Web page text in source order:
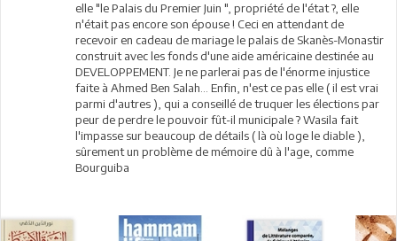
elle "le Palais du Premier Juin ", propriété de l'état ?, elle
n'était pas encore son épouse ! Ceci en attendant de
recevoir en cadeau de mariage le palais de Skanès-Monastir
construit avec les fonds d'une aide américaine destinée au
DEVELOPPEMENT. Je ne parlerai pas de l'énorme injustice
faite à Ahmed Ben Salah... Enfin, n'est ce pas elle ( il est vrai
parmi d'autres ), qui a conseillé de truquer les élections par
peur de perdre le pouvoir fût-il municipale ? Wasila fait
l'impasse sur beaucoup de détails ( là où loge le diable ),
sûrement un problème de mémoire dû à l'age, comme
Bourguiba